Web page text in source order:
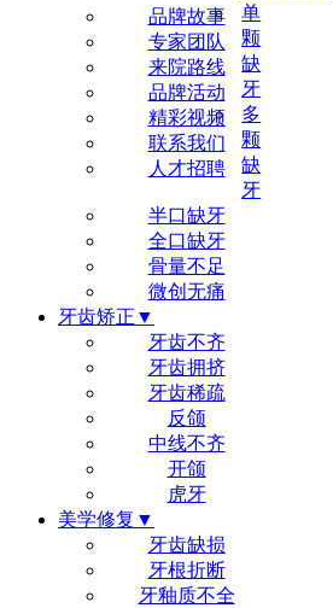
品牌故事
专家团队
来院路线
品牌活动
精彩视频
联系我们
人才招聘
单
颗
缺
牙
多
颗
缺
牙
半口缺牙
全口缺牙
骨量不足
微创无痛
牙齿矫正▼
牙齿不齐
牙齿拥挤
牙齿稀疏
反颌
中线不齐
开颌
虎牙
美学修复▼
牙齿缺损
牙根折断
牙釉质不全